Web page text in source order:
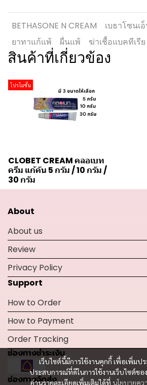
BETHASONE N CREAM
เบธาโซนเ
ยาทาแก้แพ้
ผื่นแพ้ ฆ่าเชื้อแบคทีเรีย
สินค้าที่เกี่ยวข้อง
โปรโมชั่น
CLOBET CREAM คลอเบท
ครีม แก้คัน 5 กรัม / 10 กรัม /
30 กรัม
เว็บไซต์นี้มีการใช้งานคุกกี้ เพื่อเพิ่มป
ประสบการณ์ที่ดีในการใช้งานเว็บไซต์ขอ
อ่านรายละเอียดเพิ่มเติมได้ที่ นโยบายคว
About
About us
Review
Privacy Policy
Support
How to Order
How to Payment
Order Tracking
ช่องทางชำระเงิน
ช่องทางจัดส่ง